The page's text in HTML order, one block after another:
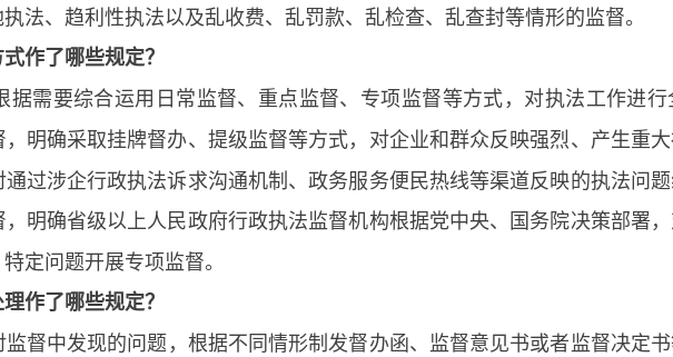
法、趋利性执法以及乱收费、乱罚款、乱检查、乱查封等情形的监督。
作了哪些规定？
据需要综合运用日常监督、重点监督、专项监督等方式，对执法工作进
明确采取挂牌督办、提级监督等方式，对企业和群众反映强烈、产生重
过涉企行政执法诉求沟通机制、政务服务便民热线等渠道反映的执法问
明确省级以上人民政府行政执法监督机构根据党中央、国务院决策部署
定问题开展专项监督。
作了哪些规定？
督中发现的问题，根据不同情形制发督办函、监督意见书或者监督决定